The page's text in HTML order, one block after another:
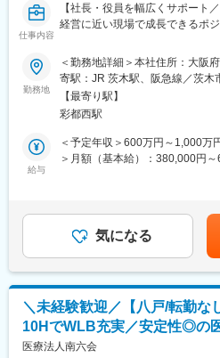
ーチ・ファームの金融業界専門
事した後、1999年に当社を設立
・未経験からでも、広報・PRや
アを築ける
に携われる
・自身のメディア露出や発信が
ランディングに繋がる
・代表直下のため、経営層や業
・スタートアップならではの裁
・充実の福利厚生と働きやすい
仕事内容
【社長・役員を幅広くサポート
経営に近い現場で成長できるポジ
■業務概要：
当社の社長・役員をサポートす
客応対や社長室での広報・IR・
オフィス業務を担当いただきま
まらず、会社の経営を支える多
ションです。
■業務詳細：
ルや書類の英語での対応（翻訳
です。また、海外顧客を含む対
動、IR資料の作成・サポート、
とが可能です。
■組織構成：
社長室配属となり、複数の役員
勤務地
＜勤務地詳細＞本社住所：大阪
寄駅：JR 茨木駅、阪急線／茨木
喫煙対策：敷地内全面禁煙変更の
【最寄り駅】
彩都西駅
給与
＜予定年収＞600万円～1,000万
＞月額（基本給）：380,000円
気になる
＼未経験歓迎／【八戸/転勤
10HでWLB充実／安定性◎の
医療法人南六会